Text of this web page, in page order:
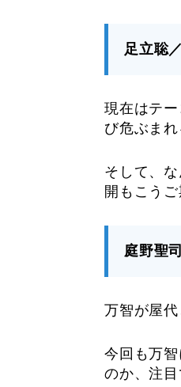
足立聡
現在はテ
び危ぶまれ
そして、
開もこうご
庭野聖
万智が屋代
今回も万
のか、注目